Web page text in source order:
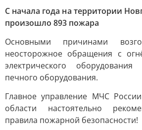
С начала года на территории
произошло 893 пожара
Основными причинами
неосторожное обращения с
электрического
печного оборудования.
Главное управление МЧС
области настоятельно
правила пожарной безопасности!